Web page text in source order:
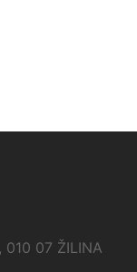
010 07 ŽILINA